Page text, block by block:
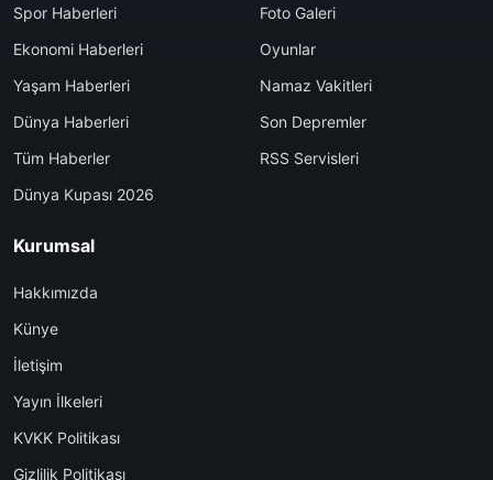
Spor Haberleri
Ekonomi Haberleri
Yaşam Haberleri
Dünya Haberleri
Tüm Haberler
Dünya Kupası 2026
Foto Galeri
Oyunlar
Namaz Vakitleri
Son Depremler
RSS Servisleri
Kurumsal
Hakkımızda
Künye
İletişim
Yayın İlkeleri
KVKK Politikası
Gizlilik Politikası